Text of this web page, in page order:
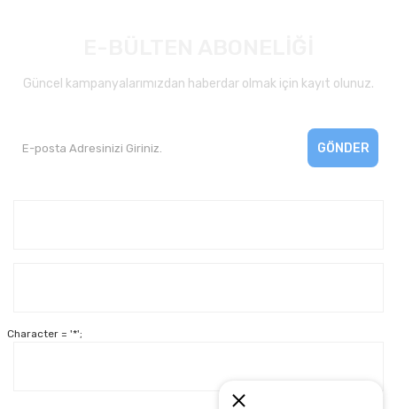
Güncel kampanyalarımızdan haberdar olmak için kayıt olunuz.
GÖNDER
Character = '*';